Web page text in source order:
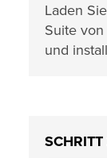
Laden
Suite von
und
SCHRITT